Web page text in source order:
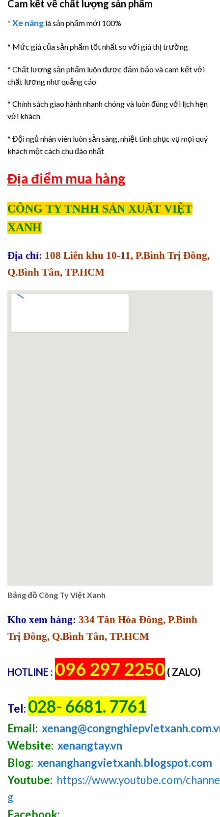
Cam kết về chất lượng sản phẩm
* Xe nâng là sản phẩm mới 100%
* Mức giá của sản phẩm tốt nhất so với giá thị trường
* Chất lượng sản phẩm luôn được đảm bảo và cam kết với
chất lương như quảng cáo
* Chính sách giao hành nhanh chóng và luôn đúng với lịch hẹn
với khách
* Đội ngủ nhân viên luôn sẵn sàng, nhiệt tình phục vụ mọi quý
khách một cách chu đáo nhất
Địa điểm mua hàng
CÔNG TY TNHH SẢN XUẤT VIỆT
XANH
Địa chỉ: 108 Liên khu 10-11, P.Bình Trị Đông,
Q.Bình Tân, TP.HCM
Bảng đồ Công Ty Việt Xanh
Kho xem hàng: 334 Tân Hòa Đông, P.Bình
Trị Đông, Q.Bình Tân, TP.HCM
HOTLINE : 096 297 2250 ( ZALO)
Tel: 028- 6681. 7761
Email:
Website: xenangtay.vn
Blog: xenanghangvietxanh.blogspot.com
Youtube: https://www.youtube.com/
g
Facebook: